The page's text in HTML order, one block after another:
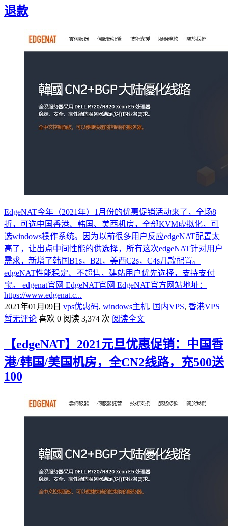
退款
EdgeNAT今年（2021年）1月份的优惠促销活动来了，全场8
折，可选中国香港、韩国、美西机房，全部KVM虚拟化，可
选windows操作系统。因为以前很多用户反应edgeNAT配置太
高了，让出点中间性能的供选择，所有这次edgeNAT针对用户
需求，新增了韩国B1s，B2l，美西C2s，C4s几款配置。
edgeNAT性能稳定、不超售，建站用户优先选择，支持支付
宝。 edgenat官网 EdgeNAT官网 EdgeNAT官方网站地址：
https://www.edgenat.c...
2021年01月09日 vps优惠码, windows主机, 国内VPS, 香港VPS
暂无评论 喜欢 0 阅读 3,374 次 阅读全文
【edgeNAT】2021元旦优惠促销：中国香
港/韩国/美国机房，全CN2线路，充500送
100